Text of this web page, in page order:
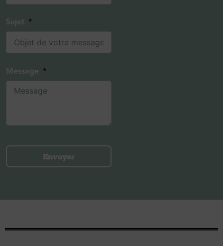
Sujet
Message
Envoyer